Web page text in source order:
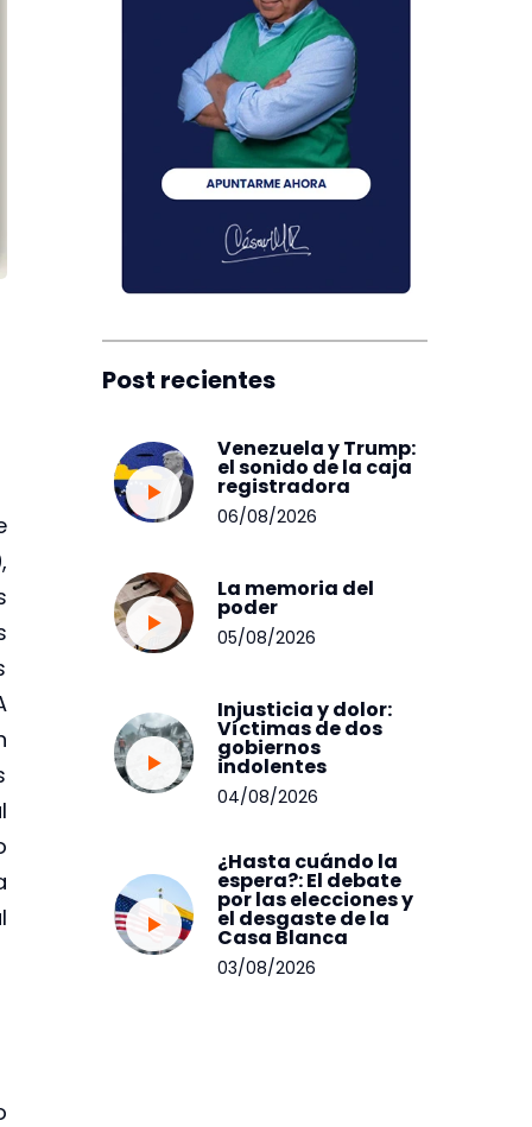
Post recientes
Venezuela y Trump:
el sonido de la caja
registradora
06/08/2026
La memoria del
poder
05/08/2026
Injusticia y dolor:
Víctimas de dos
gobiernos
indolentes
04/08/2026
¿Hasta cuándo la
espera?: El debate
por las elecciones y
el desgaste de la
Casa Blanca
03/08/2026